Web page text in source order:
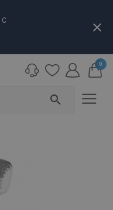
С close
search
0